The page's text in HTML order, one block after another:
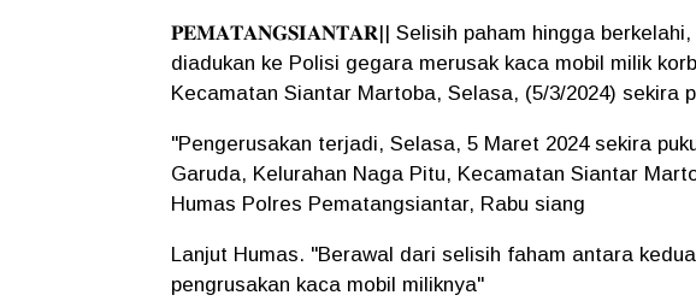
𝐏𝐄𝐌𝐀𝐓𝐀𝐍𝐆𝐒𝐈𝐀𝐍𝐓𝐀𝐑|| Selisih paham hingga berkelahi,
diadukan ke Polisi gegara merusak kaca mobil milik
Kecamatan Siantar Martoba, Selasa, (5/3/2024) sekira
"Pengerusakan terjadi, Selasa, 5 Maret 2024 sekira
Garuda, Kelurahan Naga Pitu, Kecamatan Siantar
Humas Polres Pematangsiantar, Rabu siang
Lanjut Humas. "Berawal dari selisih faham antara
pengrusakan kaca mobil miliknya"